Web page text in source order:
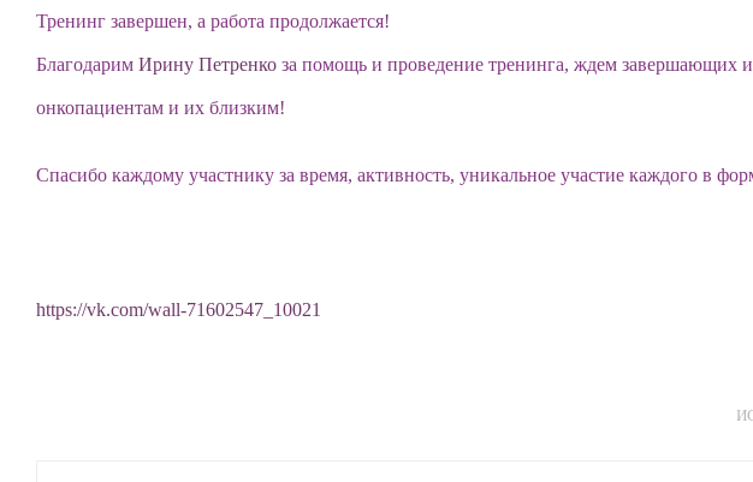
Тренинг завершен, а работа продолжается!
Благодарим Ирину Петренко за помощь и проведение тренинга, ждем завершающих
онкопациентам и их близким!
Спасибо каждому участнику за время, активность, уникальное участие каждого в
https://vk.com/wall-71602547_10021